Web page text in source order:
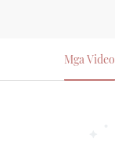
Mga Video